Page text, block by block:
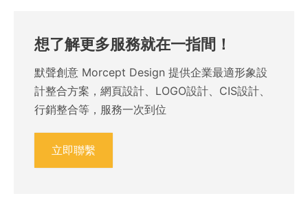
想了解更多服務就在一指間！
默聲創意 Morcept Design 提供企業最適形象設
計整合方案，網頁設計、LOGO設計、CIS設計、
行銷整合等，服務一次到位
立即聯繫